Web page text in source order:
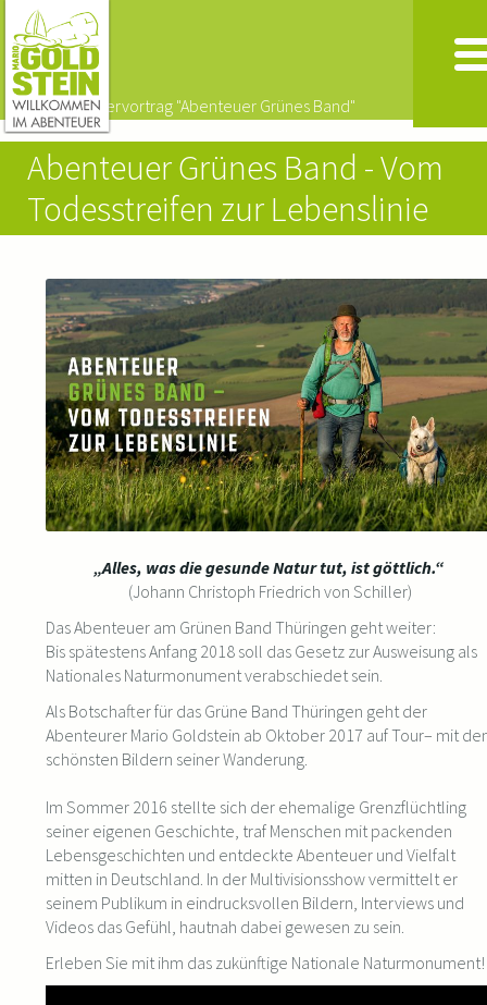
Abenteuer Grünes Band - Vom
Todesstreifen zur Lebenslinie
„Alles, was die gesunde Natur tut, ist göttlich.“
(Johann Christoph Friedrich von Schiller)
Das Abenteuer am Grünen Band Thüringen geht weiter:
Bis spätestens Anfang 2018 soll das Gesetz zur Ausweisung als
Nationales Naturmonument verabschiedet sein.
Als Botschafter für das Grüne Band Thüringen geht der
Abenteurer Mario Goldstein ab Oktober 2017 auf Tour– mit
schönsten Bildern seiner Wanderung.
Im Sommer 2016 stellte sich der ehemalige Grenzflüchtling
seiner eigenen Geschichte, traf Menschen mit packenden
Lebens­geschichten und entdeckte Abenteuer und Vielfalt
mitten in Deutschland. In der Multivisionsshow vermittelt er
seinem Publikum in eindrucksvollen Bildern, Interviews und
Videos das Gefühl, hautnah dabei gewesen zu sein.
Erleben Sie mit ihm das zukünftige Nationale Naturmonument!